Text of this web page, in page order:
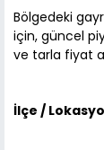
Bölgedeki
için, güncel
ve tarla fiyat
İlçe /